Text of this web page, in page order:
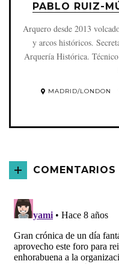
PABLO RUIZ-
Arquero desde 2013
y arcos históricos.
Arquería Histórica.
MADRID/LONDON
COMENTARIOS